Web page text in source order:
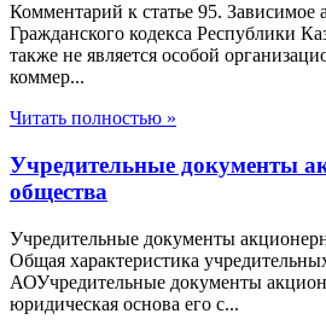
Комментарий к статье 95. Зависимое
Гражданского кодекса Республики
также не является особой
коммер...
Читать полностью »
Учредительные документы
общества
Учредительные документы
Общая характеристика
АОУчредительные документы
юридическая основа его с...